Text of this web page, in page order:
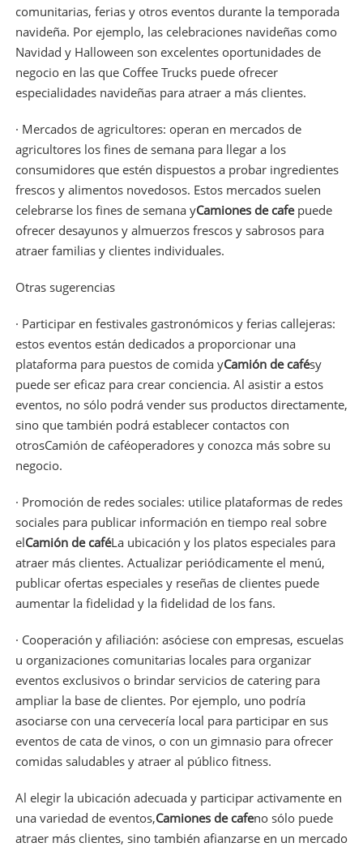
comunitarias, ferias y otros eventos durante la temporada
navideña. Por ejemplo, las celebraciones navideñas como
Navidad y Halloween son excelentes oportunidades de
negocio en las que Coffee Trucks puede ofrecer
especialidades navideñas para atraer a más clientes.
· Mercados de agricultores: operan en mercados de
agricultores los fines de semana para llegar a los
consumidores que estén dispuestos a probar ingredientes
frescos y alimentos novedosos. Estos mercados suelen
celebrarse los fines de semana yCamiones de cafe puede
ofrecer desayunos y almuerzos frescos y sabrosos para
atraer familias y clientes individuales.
Otras sugerencias
· Participar en festivales gastronómicos y ferias callejeras:
estos eventos están dedicados a proporcionar una
plataforma para puestos de comida yCamión de cafésy
puede ser eficaz para crear conciencia. Al asistir a estos
eventos, no sólo podrá vender sus productos directamente,
sino que también podrá establecer contactos con
otrosCamión de caféoperadores y conozca más sobre su
negocio.
· Promoción de redes sociales: utilice plataformas de redes
sociales para publicar información en tiempo real sobre
elCamión de caféLa ubicación y los platos especiales para
atraer más clientes. Actualizar periódicamente el menú,
publicar ofertas especiales y reseñas de clientes puede
aumentar la fidelidad y la fidelidad de los fans.
· Cooperación y afiliación: asóciese con empresas, escuelas
u organizaciones comunitarias locales para organizar
eventos exclusivos o brindar servicios de catering para
ampliar la base de clientes. Por ejemplo, uno podría
asociarse con una cervecería local para participar en sus
eventos de cata de vinos, o con un gimnasio para ofrecer
comidas saludables y atraer al público fitness.
Al elegir la ubicación adecuada y participar activamente en
una variedad de eventos,Camiones de cafeno sólo puede
atraer más clientes, sino también afianzarse en un mercado